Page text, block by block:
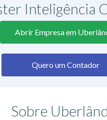
Inteligência
Abrir Empresa em
Quero um Contador
Sobre